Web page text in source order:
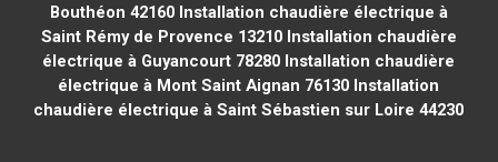
Bouthéon 42160Installation chaudière électrique à
Saint Rémy de Provence 13210Installation chaudière
électrique à Guyancourt 78280 Installation chaudière
électrique à Mont Saint Aignan 76130 Installation
chaudière électrique à Saint Sébastien sur Loire 44230